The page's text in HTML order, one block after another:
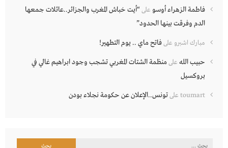
فاطمة الزهراء أوسو على“أيت خباش المغرب والجزائر..عائلات جمعها
الدم وفرقت بينها الحدود”
مبارك اشبرو علىفاتح ماي .. يوم التطهير!
حبيب الله علىمنظمة الشتات المغربي تشجب وجود ابراهيم غالي في
بروكسيل
toumart علىتونس..الإعلان عن حكومة نجلاء بودن
البحث